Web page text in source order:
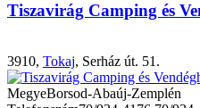
Tiszavirág Camping és
3910, Tokaj, Serház út. 51.
MegyeBorsod-Abaúj-Zemplén